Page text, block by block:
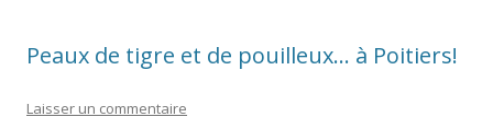
Peaux de tigre et de pouilleux… à Poitiers!
Laisser un commentaire